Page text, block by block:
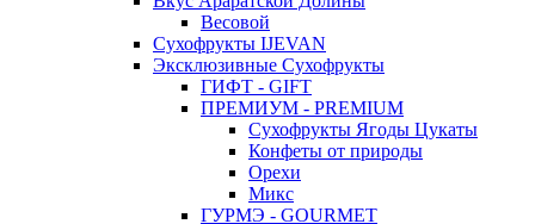
Весовой
Сухофрукты IJEVAN
Эксклюзивные Сухофрукты
ГИФТ - GIFT
ПРЕМИУМ - PREMIUM
Сухофрукты Ягоды Цукаты
Конфеты от природы
Орехи
Микс
ГУРМЭ - GOURMET